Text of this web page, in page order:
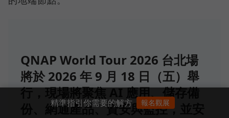
QNAP World Tour 2026 台北場
將於 2026 年 9 月 18 日（五）舉
行，現場將聚焦 AI 應用、儲存備
份、網通產品、資安與監控，並安
精準指引你需要的解方 報名觀展